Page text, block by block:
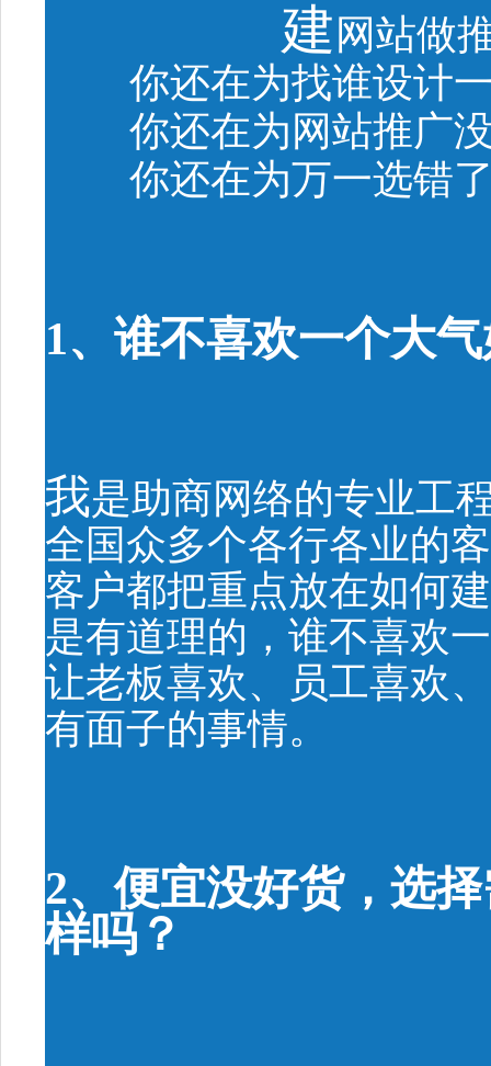
建 网站做
你还在为找谁设计
你还在为网站推广
你还在为万一选错
1、谁不喜欢一个大
我是助商网络的专业工
全国众多个各行各业的
客户都把重点放在如何
是有道理的，谁不喜欢
让老板喜欢、员工喜欢
有面子的事情。
2、便宜没好货，选
样吗？